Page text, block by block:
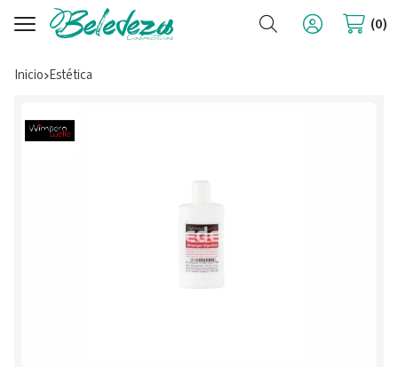
Buscar 0
Inicio estética